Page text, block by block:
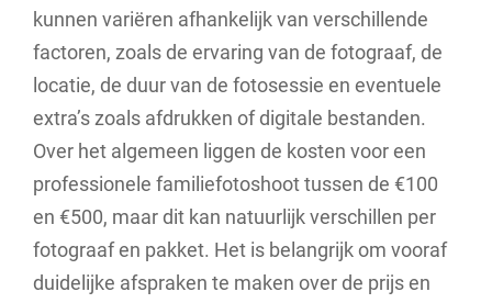
kunnen variëren afhankelijk van verschillende
factoren, zoals de ervaring van de fotograaf, de
locatie, de duur van de fotosessie en eventuele
extra’s zoals afdrukken of digitale bestanden.
Over het algemeen liggen de kosten voor een
professionele familiefotoshoot tussen de €100
en €500, maar dit kan natuurlijk verschillen per
fotograaf en pakket. Het is belangrijk om vooraf
duidelijke afspraken te maken over de prijs en